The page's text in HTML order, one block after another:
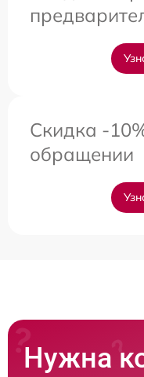
Скидка -
обращении
Нужна